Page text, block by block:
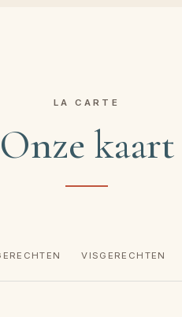
LA CARTE
Onze kaart
VISGERECHTEN